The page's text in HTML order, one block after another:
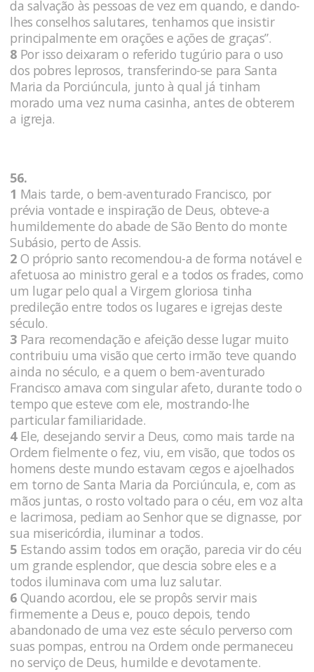
da salvação às pessoas de vez em quando, e dando-
lhes conselhos salutares, tenhamos que insistir
principalmente em orações e ações de graças”.
8 Por isso deixaram o referido tugúrio para o uso
dos pobres leprosos, transferindo-se para Santa
Maria da Porciúncula, junto à qual já tinham
morado uma vez numa casinha, antes de obterem
a igreja.
56.
1 Mais tarde, o bem-aventurado Francisco, por
prévia vontade e inspiração de Deus, obteve-a
humildemente do abade de São Bento do monte
Subásio, perto de Assis.
2 O próprio santo recomendou-a de forma notável e
afetuosa ao ministro geral e a todos os frades, como
um lugar pelo qual a Virgem gloriosa tinha
predileção entre todos os lugares e igrejas deste
século.
3 Para recomendação e afeição desse lugar muito
contribuiu uma visão que certo irmão teve quando
ainda no século, e a quem o bem-aventurado
Francisco amava com singular afeto, durante todo o
tempo que esteve com ele, mostrando-lhe
particular familiaridade.
4Ele, desejando servir a Deus, como mais tarde na
Ordem fielmente o fez, viu, em visão, que todos os
homens deste mundo estavam cegos e ajoelhados
em torno de Santa Maria da Porciúncula, e, com as
mãos juntas, o rosto voltado para o céu, em voz alta
e lacrimosa, pediam ao Senhor que se dignasse, por
sua misericórdia, iluminar a todos.
5 Estando assim todos em oração, parecia vir do céu
um grande esplendor, que descia sobre eles e a
todos iluminava com uma luz salutar.
6 Quando acordou, ele se propôs servir mais
firmemente a Deus e, pouco depois, tendo
abandonado de uma vez este século perverso com
suas pompas, entrou na Ordem onde permaneceu
no serviço de Deus, humilde e devotamente.